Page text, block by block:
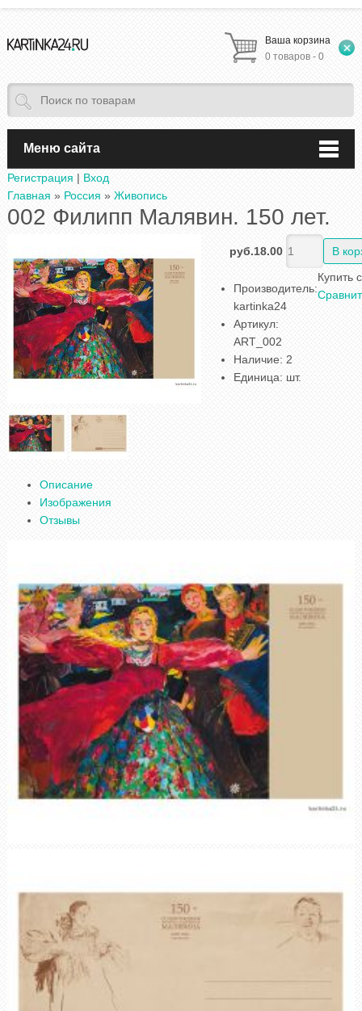
Ваша корзина
0 товаров - 0
Меню сайта
Регистрация | Вход
Главная » Россия » Живопись
002 Филипп Малявин. 150 лет.
руб.18.00
Производитель:
kartinka24
Артикул:
ART_002
Наличие: 2
Единица: шт.
Купить
Описание
Изображения
Отзывы